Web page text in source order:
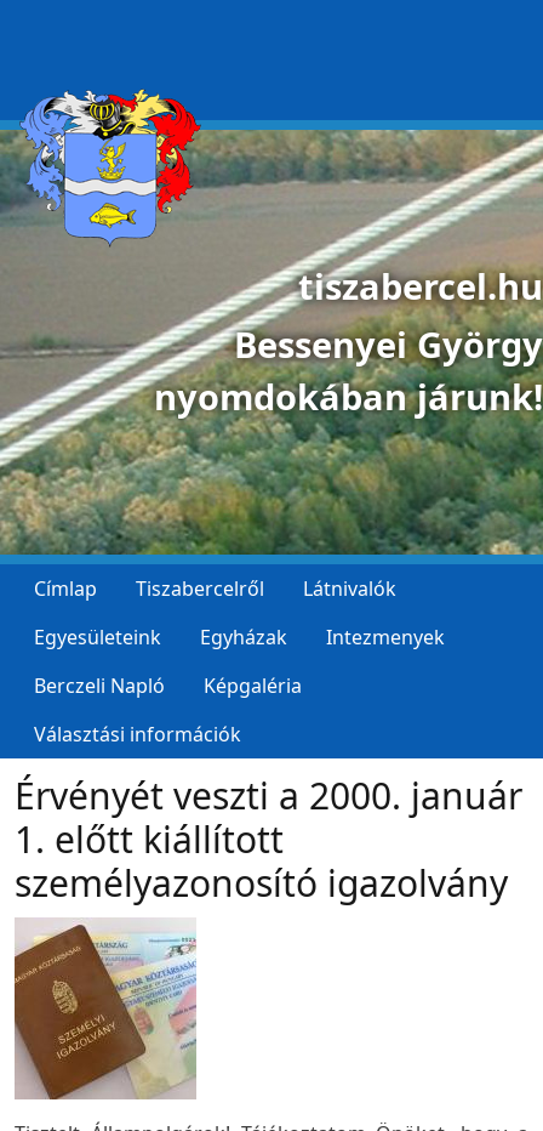
tiszabercel.hu
Bessenyei György
nyomdokában járunk!
Címlap Tiszabercelről
Látnivalók
Egyesületeink
Egyházak
Intezmenyek
Berczeli Napló
Képgaléria
Választási információk
Érvényét veszti a 2000. január
1. előtt kiállított
személyazonosító igazolvány